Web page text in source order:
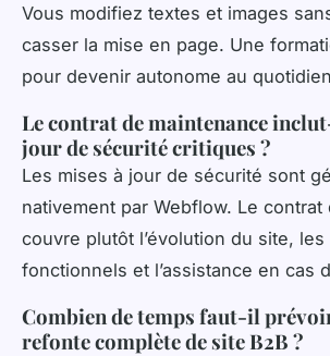
Vous modifiez textes et images
casser la mise en page. Une
pour devenir autonome au
Le contrat de maintenance
jour de sécurité critiques ?
Les mises à jour de sécurité sont
nativement par Webflow. Le contrat
couvre plutôt l’évolution du site,
fonctionnels et l’assistance en cas
Combien de temps faut-il
refonte complète de site B2B ?